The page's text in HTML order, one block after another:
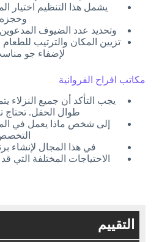
يشمل هذا التنظيم اختيار
وحجزه
وتحديد عدد الضيوف
تزيين المكان والترتيب
لإضفاء جو
مكاتب افراح الفروانية
يجب التأكد أن جميع النزلاء
طوال الحفل. تحتاج
إلى شخص ماذا يعمل في
في هذا المجال لإنشاء
الاحتياجات المختلفة
التقييم